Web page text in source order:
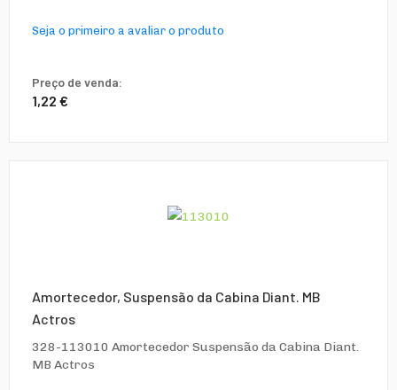
Seja o primeiro a avaliar o produto
Preço de venda:
1,22 €
Amortecedor, Suspensão da Cabina Diant. MB
Actros
328-113010 Amortecedor Suspensão da Cabina Diant.
MB Actros